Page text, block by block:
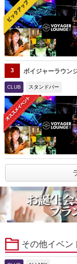
3 ボイジャーラウン
CLUB スタンドバー
その他イベン